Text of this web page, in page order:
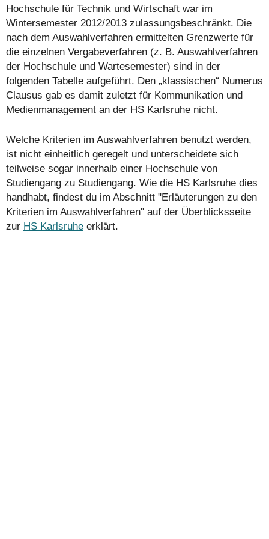
Hochschule für Technik und Wirtschaft war im
Wintersemester 2012/2013 zulassungsbeschränkt. Die
nach dem Auswahlverfahren ermittelten Grenzwerte für
die einzelnen Vergabeverfahren (z. B. Auswahlverfahren
der Hochschule und Wartesemester) sind in der
folgenden Tabelle aufgeführt. Den „klassischen“ Numerus
Clausus gab es damit zuletzt für Kommunikation und
Medienmanagement an der HS Karlsruhe nicht.
Welche Kriterien im Auswahlverfahren benutzt werden,
ist nicht einheitlich geregelt und unterscheidete sich
teilweise sogar innerhalb einer Hochschule von
Studiengang zu Studiengang. Wie die HS Karlsruhe dies
handhabt, findest du im Abschnitt "Erläuterungen zu den
Kriterien im Auswahlverfahren" auf der Überblicksseite
zur HS Karlsruhe erklärt.